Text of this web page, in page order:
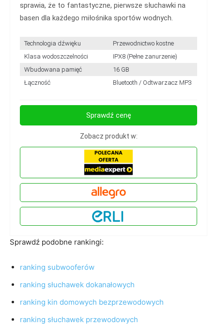
sprawia, że to fantastyczne, pierwsze słuchawki na
basen dla każdego miłośnika sportów wodnych.
Technologia dźwięku
Przewodnictwo kostne
Klasa wodoszczelności
IPX8 (Pełne zanurzenie)
Wbudowana pamięć
16 GB
Łączność
Bluetooth / Odtwarzacz MP3
Sprawdź cenę
Zobacz produkt w:
Sprawdź podobne rankingi:
ranking subwooferów
ranking słuchawek dokanałowych
ranking kin domowych bezprzewodowych
ranking słuchawek przewodowych